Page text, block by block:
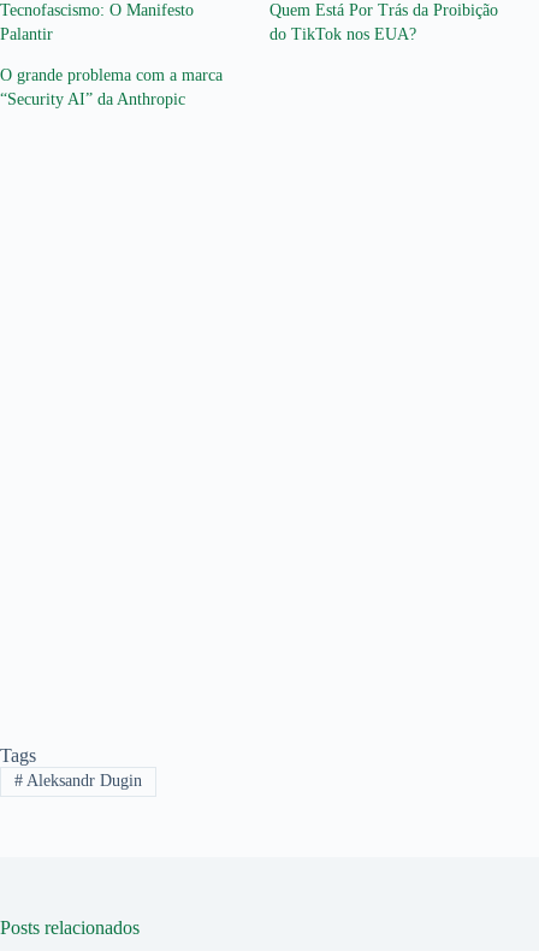
Tecnofascismo: O Manifesto
Palantir
Quem Está Por Trás da Proibição
do TikTok nos EUA?
O grande problema com a marca
“Security AI” da Anthropic
Tags
#Aleksandr Dugin
Posts relacionados